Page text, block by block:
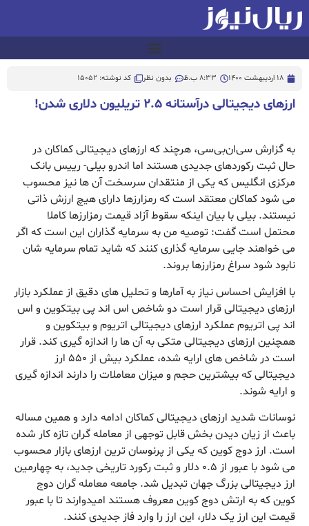
18 اردیبهشت 1400 8:33 ب.ظ بدون نظر کد نوشته: 15052
ارزهای دیجیتالی درآستانه ۲.۵ تریلیون دلاری شدن!
به گزارش سی‌ان‌بی‌سی، هرچند که ارزهای دیجیتالی کماکان در
حال ثبت رکوردهای جدیدی هستند اما اندرو بیلی- رییس بانک
مرکزی انگلیس که یکی از منتقدان سرسخت آن ها نیز محسوب
می شود کماکان معتقد است که رمزارزها دارای هیچ ارزش ذاتی
نیستند. بیلی با بیان اینکه سقوط آزاد قیمت رمزارزها کاملا
محتمل است گفت: توصیه من به سرمایه گذاران این است که اگر
می خواهند جایی سرمایه گذاری کنند که شاید تمام سرمایه شان
نابود شود سراغ رمزارزها بروند.
با افزایش احساس نیاز به آمارها و تحلیل های دقیق از عملکرد بازار
ارزهای دیجیتالی قرار است دو شاخص اس اند پی بیتکوین و اس
اند پی اتریوم عملکرد ارزهای دیجیتالی اتریوم و بیتکوین و
همچنین ارزهای دیجیتالی متکی به آن ها را اندازه گیری کند. قرار
است در شاخص های ارایه شده، عملکرد بیش از ۵۵۰ ارز
دیجیتالی که بیشترین حجم و میزان معاملات را دارند اندازه گیری
و ارایه شوند.
نوسانات شدید ارزهای دیجیتالی کماکان ادامه دارد و همین مساله
باعث از زیان دیدن بخش قابل توجهی از معامله گران تازه کار شده
است. ارز دوج کوین که یکی از پرنوسان ترین ارزهای بازار محسوب
می شود با عبور از ۰.۵ دلار و ثبت رکورد تاریخی جدید، به چهارمین
ارز دیجیتالی بزرگ جهان تبدیل شد. جامعه معامله گران دوج
کوین که به ارتش دوج کوین معروف هستند امیدوارند تا با عبور
قیمت این ارز یک دلار، این ارز را وارد فاز جدیدی کنند.